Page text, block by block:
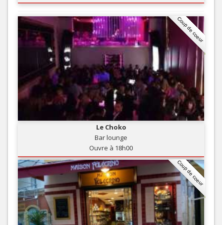
Coup de coeur
Le Choko
Bar lounge
Ouvre à 18h00
Coup de coeur